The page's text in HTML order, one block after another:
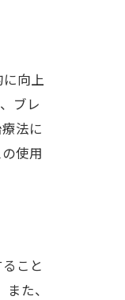
向上
ブレ
法に
使用
こと
た、